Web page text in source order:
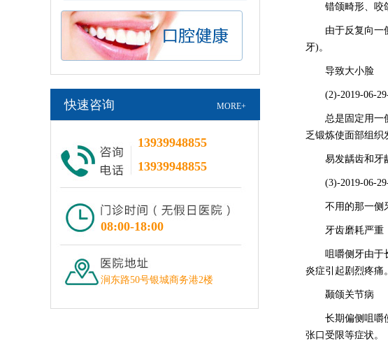
快速咨询 MORE+
13939948855
13939948855
08:00-18:00
涧东路50号银城商务港2楼
错颌畸形、咬
由于反复向一侧
牙)。
导致大小脸
(2)-2019-06-29-
总是固定用一侧
乏锻炼使面部组织
易发龋齿和牙
(3)-2019-06-29-
不用的那一侧牙
牙齿磨耗严重
咀嚼侧牙由于长
炎症引起剧烈疼痛。
颞颌关节病
长期偏侧咀嚼使
张口受限等症状。